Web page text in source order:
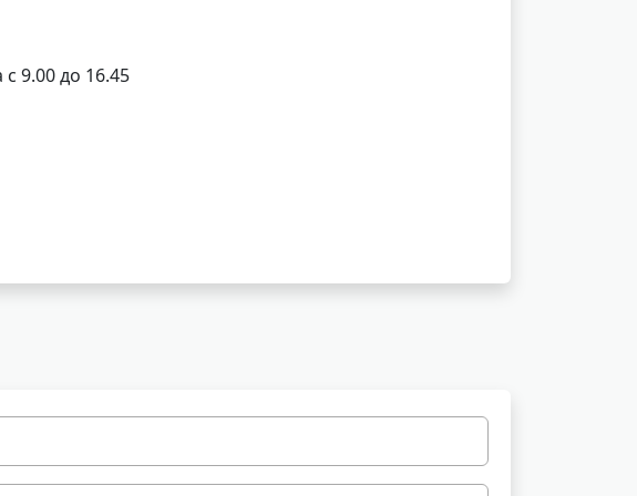
9.00 до 16.45